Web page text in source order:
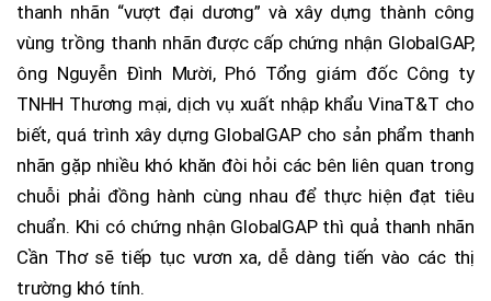
thanh nhãn “vượt đại dương” và xây dựng thành công
vùng trồng thanh nhãn được cấp chứng nhận GlobalGAP,
ông Nguyễn Đình Mười, Phó Tổng giám đốc Công ty
TNHH Thương mại, dịch vụ xuất nhập khẩu VinaT&T cho
biết, quá trình xây dựng GlobalGAP cho sản phẩm thanh
nhãn gặp nhiều khó khăn đòi hỏi các bên liên quan trong
chuỗi phải đồng hành cùng nhau để thực hiện đạt tiêu
chuẩn. Khi có chứng nhận GlobalGAP thì quả thanh nhãn
Cần Thơ sẽ tiếp tục vươn xa, dễ dàng tiến vào các thị
trường khó tính.